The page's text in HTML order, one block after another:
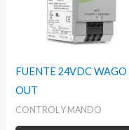
FUENTE 24VDC WAGO
OUT
CONTROL Y MANDO